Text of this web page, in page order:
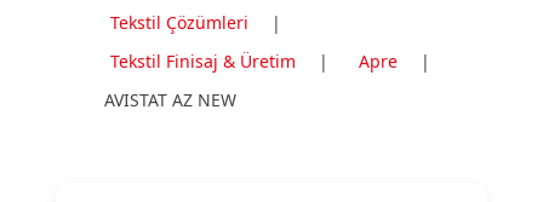
Tekstil Çözümleri
|
Tekstil Finisaj & Üretim
| Apre
|
AVISTAT AZ NEW